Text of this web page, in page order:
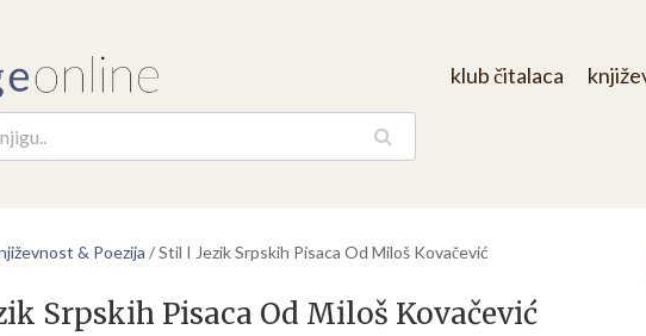
klub čitalaca
& Poezija /Stil I Jezik Srpskih Pisaca Od Miloš Kovačević
Srpskih Pisaca Od Miloš Kovačević